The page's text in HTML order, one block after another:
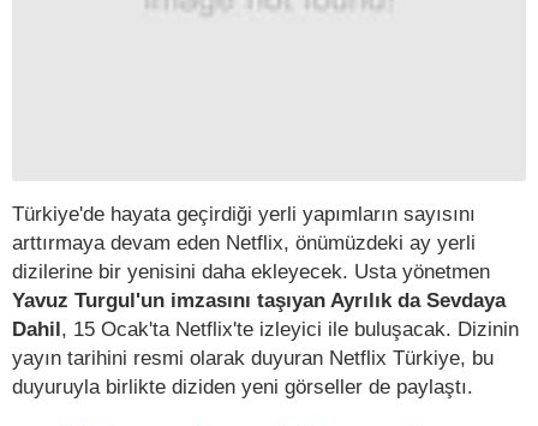
Türkiye'de hayata geçirdiği yerli yapımların sayısını
arttırmaya devam eden Netflix, önümüzdeki ay yerli
dizilerine bir yenisini daha ekleyecek. Usta yönetmen
Yavuz Turgul'un imzasını taşıyan Ayrılık da Sevdaya
Dahil, 15 Ocak'ta Netflix'te izleyici ile buluşacak. Dizinin
yayın tarihini resmi olarak duyuran Netflix Türkiye, bu
duyuruyla birlikte diziden yeni görseller de paylaştı.